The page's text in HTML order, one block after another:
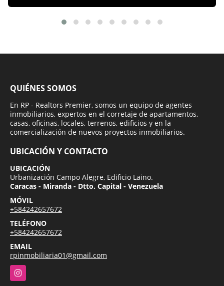
QUIÉNES SOMOS
En RP - Realtors Premier, somos un equipo de agentes
inmobiliarios, expertos en el corretaje de apartamentos,
casas, oficinas, locales, terrenos, edificios y en la
comercialización de nuevos proyectos inmobiliarios.
UBICACIÓN Y CONTACTO
UBICACIÓN
Urbanización Campo Alegre, Edificio Laino.
Caracas - Miranda - Dtto. Capital - Venezuela
MÓVIL
+584242657672
TELÉFONO
+584242657672
EMAIL
rpinmobiliaria01@gmail.com
Instagram